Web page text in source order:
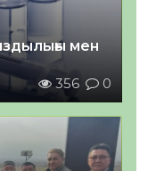
мен
356 0